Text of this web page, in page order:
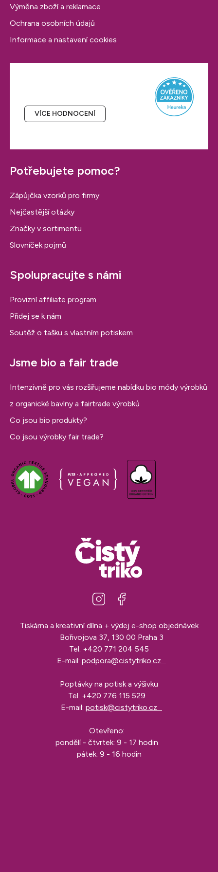
VÍCE HODNOCENÍ
Výměna zboží a reklamace
Ochrana osobních údajů
Informace a nastavení cookies
Potřebujete pomoc?
Zápůjčka vzorků pro firmy
Nejčastější otázky
Značky v sortimentu
Slovníček pojmů
Spolupracujte s námi
Provizní affiliate program
Přidej se k nám
Soutěž o tašku s vlastním potiskem
Jsme bio a fair trade
Intenzivně pro vás rozšiřujeme nabídku bio módy výrobků
z organické bavlny a fairtrade výrobků
Co jsou bio produkty?
Co jsou výrobky fair trade?
Tiskárna a kreativní dílna + výdej e-shop objednávek
Bořivojova 37, 130 00 Praha 3
Tel. +420 771 204 545
E-mail: podpora@cistytriko.cz
Poptávky na potisk a výšivku
Tel. +420 776 115 529
E-mail: potisk@cistytriko.cz
Otevřeno:
pondělí - čtvrtek: 9 - 17 hodin
pátek: 9 - 16 hodin